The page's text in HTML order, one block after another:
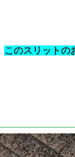
このスリットの